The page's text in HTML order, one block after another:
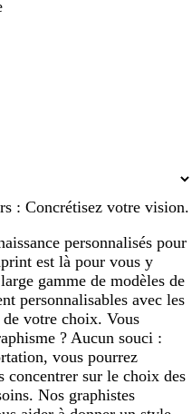
: Concrétisez votre vision.
personnalisés pour
est là pour vous y
gamme de modèles de
personnalisables avec les
de votre choix. Vous
? Aucun souci :
vous pourrez
concentrer sur le choix des
Nos graphistes